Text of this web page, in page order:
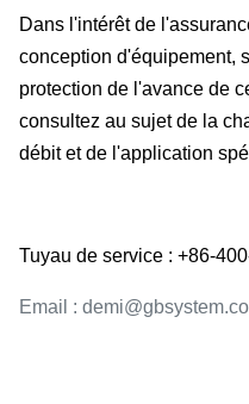
Dans l'intérêt de
conception d'équipement,
protection de l'avance de
consultez au sujet de la
débit et de l'application
Tuyau de service : +86-
Email :